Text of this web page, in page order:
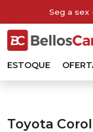
Seg a sex
ESTOQUE
Toyota